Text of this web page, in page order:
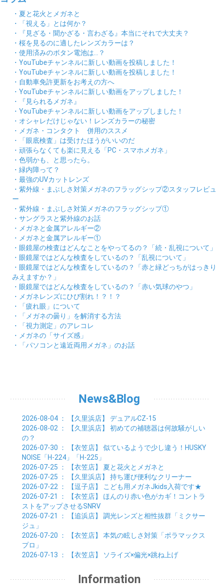
・夏と花火とメガネと
・「視える」とは何か？
・『見ざる・聞かざる・言わざる』本当にそれで大丈夫？
・桜を見るのに適したレンズカラーは？
・使用済みのボタン電池は…？
・YouTubeチャンネルに新しい動画を投稿しました！
・YouTubeチャンネルに新しい動画を投稿しました！
・自動車免許更新をお考えの方へ
・YouTubeチャンネルに新しい動画をアップしました！
・『見られるメガネ』
・YouTubeチャンネルに新しい動画をアップしました！
・オシャレだけじゃない！レンズカラーの秘密
・メガネ・コンタクト 併用のススメ
・「眼底検査」は受けたほうがいいのだ
・頑張らなくても楽に見える「PC・スマホメガネ」
・色弱かも、と思ったら。
・緑内障って？
・最強のUVカットレンズ
・紫外線・まぶしさ対策メガネのフラッグシップ②スタッフレビュ
ー
・紫外線・まぶしさ対策メガネのフラッグシップ①
・サングラスと紫外線のお話
・メガネと金属アレルギー②
・メガネと金属アレルギー①
・眼鏡屋の検査はどんなことをやってるの？「続・乱視について」
・眼鏡屋ではどんな検査をしているの？「乱視について」
・眼鏡屋ではどんな検査をしているの？「赤と緑どっちがはっきり
みえますか？」
・眼鏡屋ではどんな検査をしているの？「赤い気球のやつ」
・メガネレンズにひび割れ！？！？
・「疲れ眼」について
・「メガネの曇り」を解消する方法
・「視力測定」のアレコレ
・メガネの「サイズ感」
・「パソコンと遠近両用メガネ」のお話
News&Blog
2026-08-04 ： 【久里浜店】 デュアルCZ-15
2026-08-02 ： 【久里浜店】 初めての補聴器は何故騒がしい
の？
2026-07-30 ： 【衣笠店】 似ているようで少し違う！HUSKY
NOISE「H-224」「H-225」
2026-07-25 ： 【衣笠店】 夏と花火とメガネと
2026-07-25 ： 【久里浜店】 持ち運び便利なクリーナー
2026-07-22 ： 【逗子店】 こども用メガネJkids入荷です★
2026-07-21
： 【衣笠店】 ほんのり赤い色がカギ！コントラ
ストをアップさせるSNRV
2026-07-21
： 【追浜店】 調光レンズと相性抜群「ミクサー
ジュ」
2026-07-20 ： 【衣笠店】 本気の眩しさ対策「ポラマックス
プロ」
2026-07-13 ： 【衣笠店】 ソライズ×偏光×跳ね上げ
Information